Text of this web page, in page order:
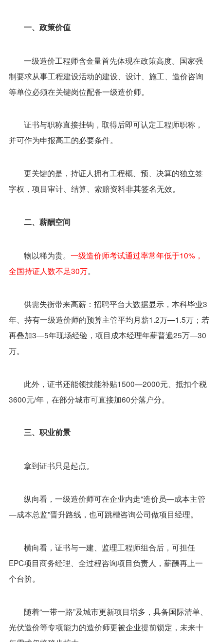
一、政策价值
一级造价工程师含金量首先体现在政策高度。国家强
制要求从事工程建设活动的建设、设计、施工、造价咨询
等单位必须在关键岗位配备一级造价师。
证书与职称直接挂钩，取得后即可认定工程师职称，
并可作为申报高工的必要条件。
更关键的是，持证人拥有工程概、预、决算的独立签
字权，项目审计、结算、索赔资料非其签名无效。
二、薪酬空间
物以稀为贵。 一级造价师考试通过率常年低于10%，
全国持证人数不足30万。
供需失衡带来高薪：招聘平台大数据显示，本科毕业3
年、持有一级造价师的预算主管平均月薪1.2万—1.5万；若
再叠加3—5年现场经验，项目成本经理年薪普遍25万—30
万。
此外，证书还能领技能补贴1500—2000元、抵扣个税
3600元/年，在部分城市可直接加60分落户分。
三、职业前景
拿到证书只是起点。
纵向看，一级造价师可在企业内走“造价员—成本主管
—成本总监”晋升路线，也可跳槽咨询公司做项目经理。
横向看，证书与一建、监理工程师组合后，可担任
EPC项目商务经理、全过程咨询项目负责人，薪酬再上一
个台阶。
随着“一带一路”及城市更新项目增多，具备国际清单、
光伏造价等专项能力的造价师更被企业提前锁定，未来十